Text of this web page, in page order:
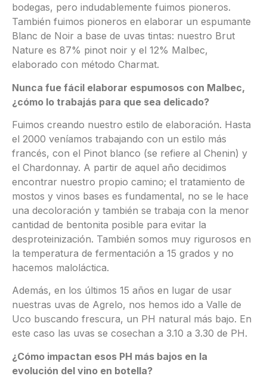
bodegas, pero indudablemente fuimos pioneros.
También fuimos pioneros en elaborar un espumante
Blanc de Noir a base de uvas tintas: nuestro Brut
Nature es 87% pinot noir y el 12% Malbec,
elaborado con método Charmat.
Nunca fue fácil elaborar espumosos con Malbec,
¿cómo lo trabajás para que sea delicado?
Fuimos creando nuestro estilo de elaboración. Hasta
el 2000 veníamos trabajando con un estilo más
francés, con el Pinot blanco (se refiere al Chenin) y
el Chardonnay. A partir de aquel año decidimos
encontrar nuestro propio camino; el tratamiento de
mostos y vinos bases es fundamental, no se le hace
una decoloración y también se trabaja con la menor
cantidad de bentonita posible para evitar la
desproteinización. También somos muy rigurosos en
la temperatura de fermentación a 15 grados y no
hacemos maloláctica.
Además, en los últimos 15 años en lugar de usar
nuestras uvas de Agrelo, nos hemos ido a Valle de
Uco buscando frescura, un PH natural más bajo. En
este caso las uvas se cosechan a 3.10 a 3.30 de PH.
¿Cómo impactan esos PH más bajos en la
evolución del vino en botella?